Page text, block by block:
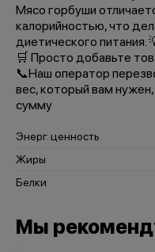
Мясо горбуши
калорийностью, что
диетического питания.
🛒 Просто добавьте
📞Наш оператор
вес, который вам
сумму
Энерг. ценность
Жиры
Белки
Мы